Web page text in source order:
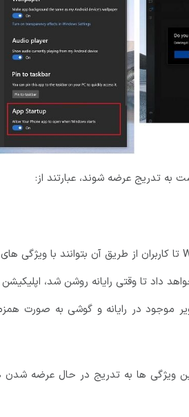
به تدریج عرضه شوند، عبارتند از:
داد تا وقتی رایانه روشن شد، اپلیکیشن
در رایانه و گوشی به صورت
ویژگی ها به تدریج در حال عرضه شدن